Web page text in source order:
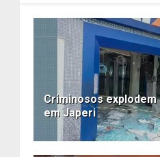
Criminosos
em Japeri